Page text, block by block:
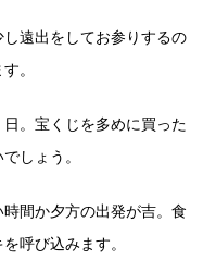
遠出をしてお参りするの
。
。宝くじを多めに買った
しょう。
間か夕方の出発が吉。食
呼び込みます。